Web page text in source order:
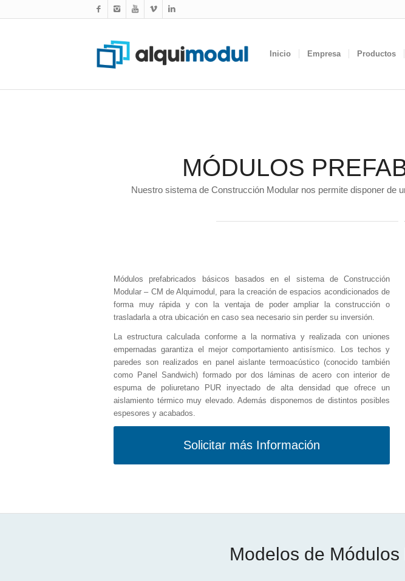
Inicio Empresa Productos
MÓDULOS
Nuestro sistema de Construcción Modular nos permite disponer de
Módulos prefabricados básicos basados en el sistema de Construcción
Modular – CM de Alquimodul, para la creación de espacios acondicionados de
forma muy rápida y con la ventaja de poder ampliar la construcción o
trasladarla a otra ubicación en caso sea necesario sin perder su inversión.
La estructura calculada conforme a la normativa y realizada con uniones
empernadas garantiza el mejor comportamiento antisísmico. Los techos y
paredes son realizados en panel aislante termoacústico (conocido también
como Panel Sandwich) formado por dos láminas de acero con interior de
espuma de poliuretano PUR inyectado de alta densidad que ofrece un
aislamiento térmico muy elevado. Además disponemos de distintos posibles
espesores y acabados.
Solicitar más Información
Modelos de